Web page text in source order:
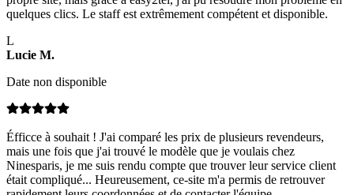
quelques clics. Le staff est extrêmement compétent et disponible.
L
Lucie M.
Date non disponible
Éfficce à souhait ! J'ai comparé les prix de plusieurs revendeurs,
mais une fois que j'ai trouvé le modèle que je voulais chez
Ninesparis, je me suis rendu compte que trouver leur service client
était compliqué... Heureusement, ce-site m'a permis de retrouver